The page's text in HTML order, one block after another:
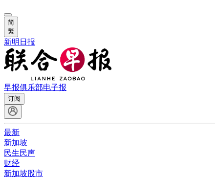
简
繁
新明日报
早报俱乐部电子报
订阅
最新
新加坡
民生民声
财经
新加坡股市